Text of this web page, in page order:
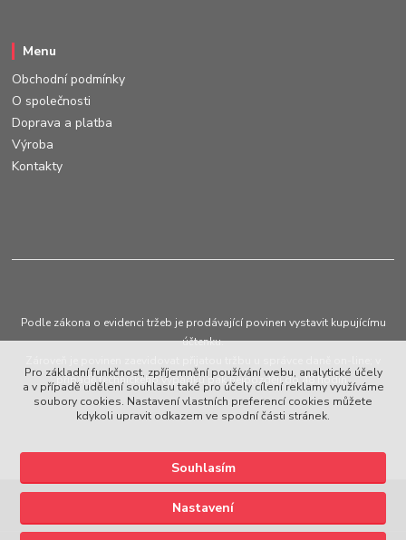
Menu
Obchodní podmínky
O společnosti
Doprava a platba
Výroba
Kontakty
Podle zákona o evidenci tržeb je prodávající povinen vystavit kupujícímu
účtenku.
případě technického výpadku pak nejpozději do 48 hodin.
Upravit sběr cookies.
Pro základní funkčnost, zpříjemnění používání webu, analytické účely
a v případě udělení souhlasu také pro účely cílení reklamy využíváme
soubory cookies. Nastavení vlastních preferencí cookies můžete
kdykoli upravit odkazem ve spodní části stránek.
Nastavení
Souhlasím